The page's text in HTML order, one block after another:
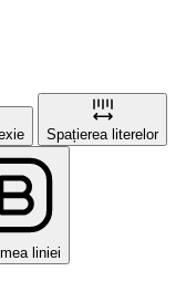
Spațierea literelor
liniei